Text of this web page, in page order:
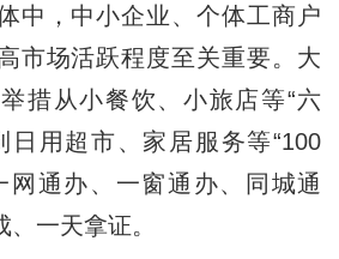
中，中小企业、个体工商户
市场活跃程度至关重要。大
措从小餐饮、小旅店等“六
日用超市、家居服务等“100
网通办、一窗通办、同城通
一天拿证。